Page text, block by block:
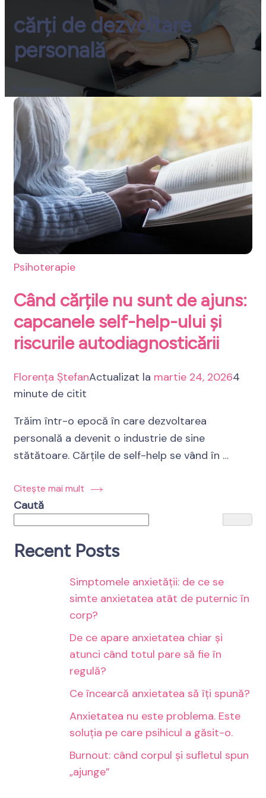
spre Bine
cărți de dezvoltare
personală
1 rezultat
Psihoterapie
Când cărțile nu sunt de ajuns:
capcanele self-help-ului și
riscurile autodiagnosticării
Florența ȘtefanActualizat la martie 24, 20264
minute de citit
Trăim într-o epocă în care dezvoltarea
personală a devenit o industrie de sine
stătătoare. Cărțile de self-help se vând în …
Citește mai mult
Caută
Recent Posts
Simptomele anxietății: de ce se
simte anxietatea atât de puternic în
corp?
De ce apare anxietatea chiar și
atunci când totul pare să fie în
regulă?
Ce încearcă anxietatea să îți spună?
Anxietatea nu este problema. Este
soluția pe care psihicul a găsit-o.
Burnout: când corpul și sufletul spun
„ajunge”